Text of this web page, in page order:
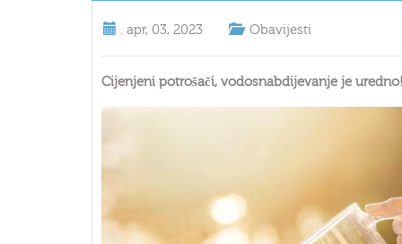
. apr, 03, 2023 Obavijesti
Cijenjeni potrošači, vodosnabdijevanje je uredno!